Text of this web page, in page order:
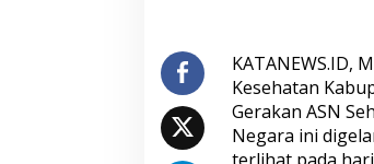
m
e
P
e
KATANEWS.ID,
Kesehatan
Gerakan ASN
Negara ini